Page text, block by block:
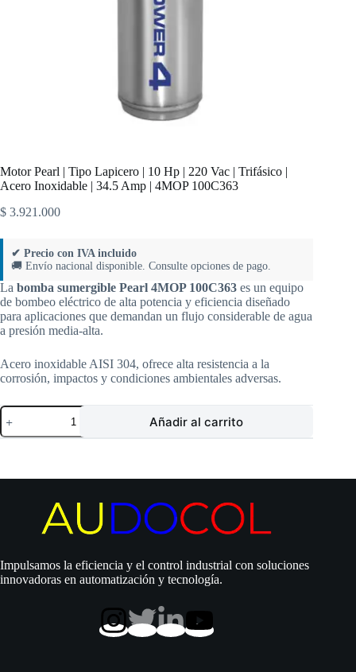
Motor Pearl | Tipo Lapicero | 10 Hp | 220 Vac | Trifásico |
Acero Inoxidable | 34.5 Amp | 4MOP 100C363
$ 3.921.000
✔ Precio con IVA incluido
🚚 Envío nacional disponible. Consulte opciones de pago.
La bomba sumergible Pearl 4MOP 100C363 es un equipo
de bombeo eléctrico de alta potencia y eficiencia diseñado
para aplicaciones que demandan un flujo considerable de agua
a presión media-alta.
Acero inoxidable AISI 304, ofrece alta resistencia a la
corrosión, impactos y condiciones ambientales adversas.
Motor
Pearl
|
|
|
Trifásico
|
Añadir al carrito
Impulsamos la eficiencia y el control industrial con soluciones
innovadoras en automatización y tecnología.